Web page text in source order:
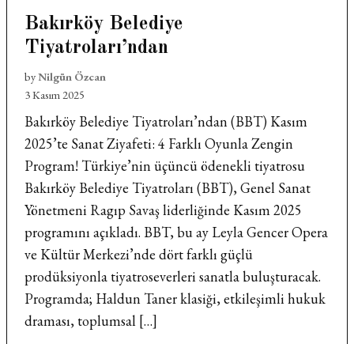
Bakırköy Belediye
Tiyatroları’ndan
byNilgün Özcan
3 Kasım 2025
Bakırköy Belediye Tiyatroları’ndan (BBT) Kasım
2025’te Sanat Ziyafeti: 4 Farklı Oyunla Zengin
Program! Türkiye’nin üçüncü ödenekli tiyatrosu
Bakırköy Belediye Tiyatroları (BBT), Genel Sanat
Yönetmeni Ragıp Savaş liderliğinde Kasım 2025
programını açıkladı. BBT, bu ay Leyla Gencer Opera
ve Kültür Merkezi’nde dört farklı güçlü
prodüksiyonla tiyatroseverleri sanatla buluşturacak.
Programda; Haldun Taner klasiği, etkileşimli hukuk
draması, toplumsal […]